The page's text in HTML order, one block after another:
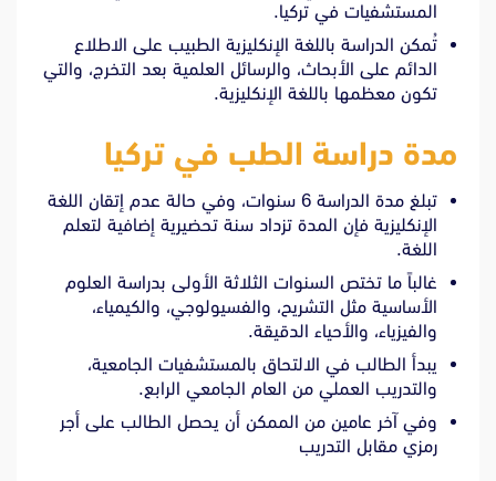
المستشفيات في تركيا.
تُمكن الدراسة باللغة الإنكليزية الطبيب على الاطلاع
الدائم على الأبحاث، والرسائل العلمية بعد التخرج، والتي
تكون معظمها باللغة الإنكليزية.
مدة دراسة الطب في تركيا
تبلغ مدة الدراسة 6 سنوات، وفي حالة عدم إتقان اللغة
الإنكليزية فإن المدة تزداد سنة تحضيرية إضافية لتعلم
اللغة.
غالباً ما تختص السنوات الثلاثة الأولى بدراسة العلوم
الأساسية مثل التشريح، والفسيولوجي، والكيمياء،
والفيزياء، والأحياء الدقيقة.
يبدأ الطالب في الالتحاق بالمستشفيات الجامعية،
والتدريب العملي من العام الجامعي الرابع.
وفي آخر عامين من الممكن أن يحصل الطالب على أجر
رمزي مقابل التدريب